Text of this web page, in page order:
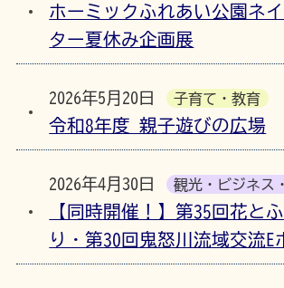
ホーミックふれあい公園ネ
ター夏休み企画展
2026年5月20日 子育て・教育
令和8年度 親子遊びの広場
2026年4月30日 観光・ビジネス
【同時開催！】第35回花と
り・第30回鬼怒川流域交流E